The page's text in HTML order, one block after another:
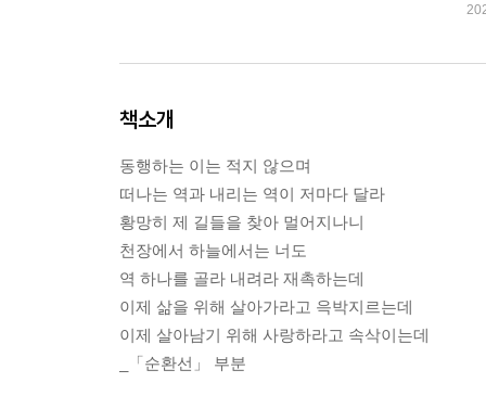
책소개
동행하는 이는 적지 않으며
떠나는 역과 내리는 역이 저마다 달라
황망히 제 길들을 찾아 멀어지나니
천장에서 하늘에서는 너도
역 하나를 골라 내려라 재촉하는데
이제 삶을 위해 살아가라고 윽박지르는데
이제 살아남기 위해 사랑하라고 속삭이는데
_「순환선」 부분